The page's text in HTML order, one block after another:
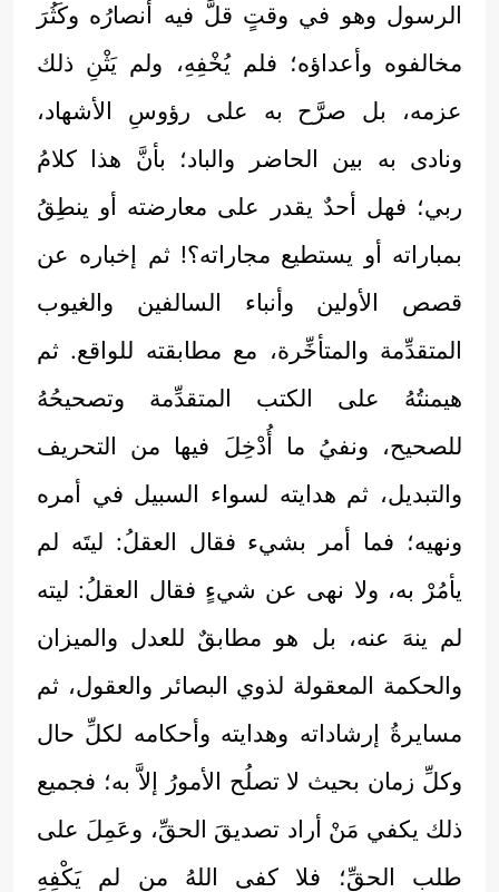
الرسول وهو في وقتٍ قلَّ فيه أنصارُه وكَثُرَ
مخالفوه وأعداؤه؛ فلم يُخْفِهِ، ولم يَثْنِ ذلك
عزمه، بل صرَّح به على رؤوسِ الأشهاد،
ونادى به بين الحاضر والباد؛ بأنَّ هذا كلامُ
ربي؛ فهل أحدٌ يقدر على معارضته أو ينطِقُ
بمباراته أو يستطيع مجاراته؟! ثم إخباره عن
قصص الأولين وأنباء السالفين والغيوب
المتقدِّمة والمتأخِّرة، مع مطابقته للواقع. ثم
هيمنتُهُ على الكتب المتقدِّمة وتصحيحُهُ
للصحيح، ونفيُ ما أُدْخِلَ فيها من التحريف
والتبديل، ثم هدايته لسواء السبيل في أمره
ونهيه؛ فما أمر بشيء فقال العقلُ: ليتَه لم
يأمُرْ به، ولا نهى عن شيءٍ فقال العقلُ: ليته
لم ينهَ عنه، بل هو مطابقٌ للعدل والميزان
والحكمة المعقولة لذوي البصائر والعقول، ثم
مسايرةُ إرشاداته وهدايته وأحكامه لكلِّ حال
وكلِّ زمان بحيث لا تصلُح الأمورُ إلاَّ به؛ فجميع
ذلك يكفي مَنْ أراد تصديقَ الحقِّ، وعَمِلَ على
طلب الحقِّ؛ فلا كفى اللهُ من لم يَكْفِهِ